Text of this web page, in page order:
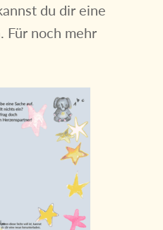
du dir eine
Für noch mehr